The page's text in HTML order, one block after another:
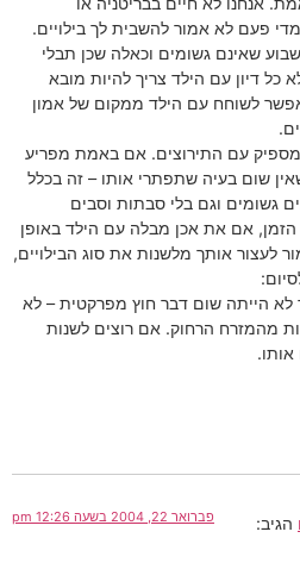
פעם לא אמור להשבית לך בילויים.
שאינם גשומים וכאלה שכן תבלי
דיון עם הילד צריך להיות מובא
לשוחח עם הילד ממקום של אמון
עם התירוצים. אם באמת מפריע
שום בעיה שתפתרי אותו – זה בכלל
וגם בלי סבתות וסבים
הזמן, אם את אכן מבלה עם הילד באופן
לעצור אותך מלשנות את סוג הבילויים,
הייתה שום דבר חוץ מפרקטית – לא
מהמזרח הרחוק. אם רוצים לשנות
פברואר 22, 2004 בשעה 12:26 pm